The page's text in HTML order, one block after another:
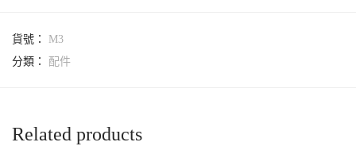
貨號： M3
分類： 配件
Related products